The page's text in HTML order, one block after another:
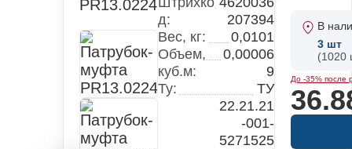
д:
207394
Вес, кг:
0,0101
Объем,
куб.м:
0,00006
9
Ту:
ТУ
22.21.21
-001-
5271525
В
3 шт
(1020
До -35% после